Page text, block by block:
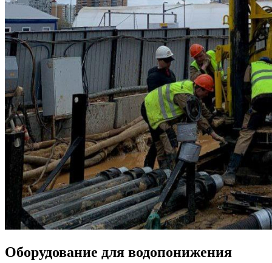
Оборудование для водопонижения